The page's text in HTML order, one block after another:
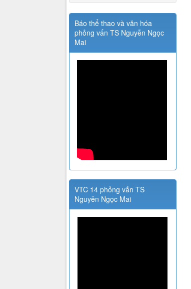
Báo thể thao và văn hóa
phỏng vấn TS Nguyễn Ngọc
Mai
VTC 14 phỏng vấn TS
Nguyễn Ngọc Mai